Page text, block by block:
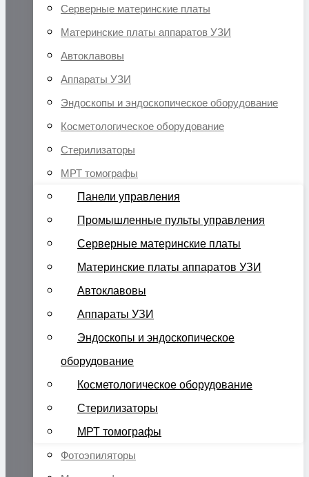
Серверные материнские платы
Материнские платы аппаратов УЗИ
Автоклавовы
Аппараты УЗИ
Эндоскопы и эндоскопическое оборудование
Косметологическое оборудование
Стерилизаторы
МРТ томографы
Панели управления
Промышленные пульты управления
Серверные материнские платы
Материнские платы аппаратов УЗИ
Автоклавовы
Аппараты УЗИ
Эндоскопы и эндоскопическое
оборудование
Косметологическое оборудование
Стерилизаторы
МРТ томографы
Фотоэпиляторы